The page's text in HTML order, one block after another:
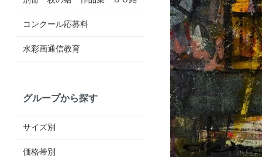
コンクール応募料
水彩画通信教育
グループから探す
サイズ別
価格帯別